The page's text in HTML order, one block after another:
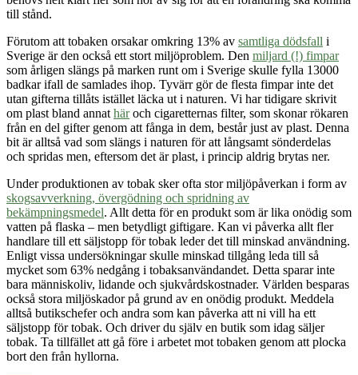
till stånd.
Förutom att tobaken orsakar omkring 13% av samtliga dödsfall i
Sverige är den också ett stort miljöproblem. Den miljard (!) fimpar
som årligen slängs på marken runt om i Sverige skulle fylla 13000
badkar ifall de samlades ihop. Tyvärr gör de flesta fimpar inte det
utan gifterna tillåts istället läcka ut i naturen. Vi har tidigare skrivit
om plast bland annat häroch cigaretternas filter, som skonar rökaren
från en del gifter genom att fånga in dem, består just av plast. Denna
bit är alltså vad som slängs i naturen för att långsamt sönderdelas
och spridas men, eftersom det är plast, i princip aldrig brytas ner.
Under produktionen av tobak sker ofta stor miljöpåverkan i form av
skogsavverkning, övergödning och spridning av
bekämpningsmedel. Allt detta för en produkt som är lika onödig som
vatten på flaska – men betydligt giftigare. Kan vi påverka allt fler
handlare till ett säljstopp för tobak leder det till minskad användning.
Enligt vissa undersökningar skulle minskad tillgång leda till så
mycket som 63% nedgång i tobaksanvändandet. Detta sparar inte
bara människoliv, lidande och sjukvårdskostnader. Världen besparas
också stora miljöskador på grund av en onödig produkt. Meddela
alltså butikschefer och andra som kan påverka att ni vill ha ett
säljstopp för tobak. Och driver du själv en butik som idag säljer
tobak. Ta tillfället att gå före i arbetet mot tobaken genom att plocka
bort den från hyllorna.